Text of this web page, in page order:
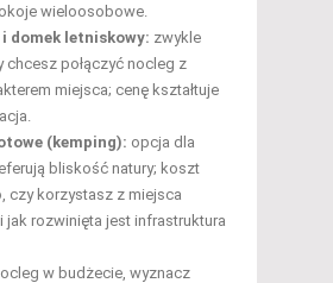
wieloosobowe.
domek letniskowy: zwykle
chcesz połączyć nocleg z
miejsca; cenę kształtuje
(kemping): opcja dla
bliskość natury; koszt
czy korzystasz z miejsca
jak rozwinięta jest infrastruktura
w budżecie, wyznacz